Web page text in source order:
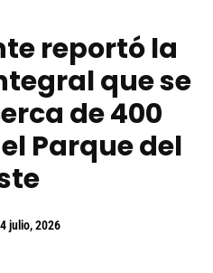
reportó la
que se
de 400
Parque del
4 julio, 2026